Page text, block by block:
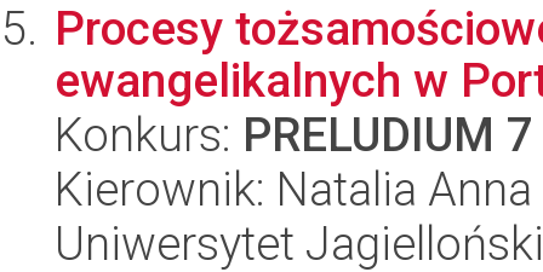
Procesy
ewangelikalnych w
Konkurs: PRELUDIUM 7
Kierownik: Natalia
Uniwersytet